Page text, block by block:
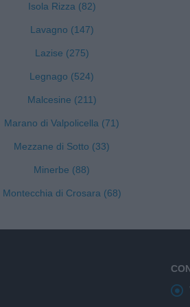
Isola Rizza (82)
Lavagno (147)
Lazise (275)
Legnago (524)
Malcesine (211)
Marano di Valpolicella (71)
Mezzane di Sotto (33)
Minerbe (88)
Montecchia di Crosara (68)